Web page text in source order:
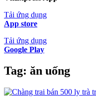
Tải ứng dụng
App store
Tải ứng dụng
Google Play
Tag: ăn uống